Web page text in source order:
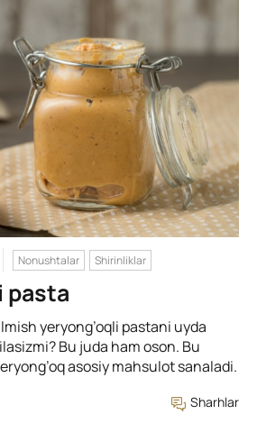
Nonushtalar Shirinliklar
pasta
yeryong’oqli pastani uyda
Bu juda ham oson. Bu
asosiy mahsulot sanaladi.
Sharhlar